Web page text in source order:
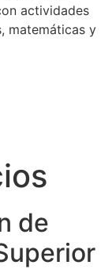
actividades
matemáticas y
de